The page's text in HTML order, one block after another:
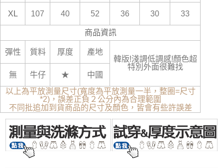
XL 107 40 52 36 30 33
商品資訊
彈性 質料 厚度
產地
韓版!淺調低調感!顏色超
特別外面很難找
無
牛仔 ★
中國
以上為平放測量尺寸(寬度為平放測量一半，整圈=尺寸
*2)，誤差正負２公分內為合理範圍
不同批追加到貨商品的尺寸及顏色，皆會有些許誤差